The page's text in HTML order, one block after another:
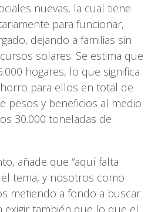
nuevas, la cual tiene
para funcionar,
dejando a familias sin
solares. Se estima que
hogares, lo que significa
para ellos en total de
pesos y beneficios al medio
30.000 toneladas de
añade que “aquí falta
tema, y nosotros como
metiendo a fondo a buscar
exigir también que lo que el